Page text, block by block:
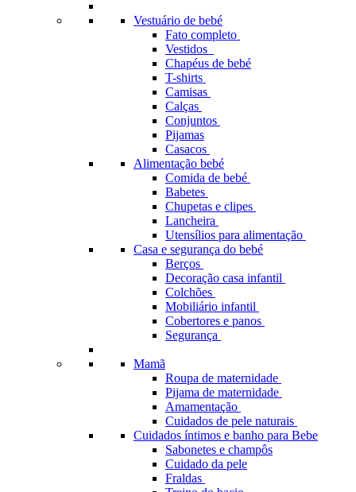
Vestuário de bebé
Fato completo
Vestidos
Chapéus de bebé
T-shirts
Camisas
Calças
Conjuntos
Pijamas
Casacos
Alimentação bebé
Comida de bebé
Babetes
Chupetas e clipes
Lancheira
Utensílios para alimentação
Casa e segurança do bebé
Berços
Decoração casa infantil
Colchões
Mobiliário infantil
Cobertores e panos
Segurança
Mamã
Roupa de maternidade
Pijama de maternidade
Amamentação
Cuidados de pele naturais
Cuidados íntimos e banho para Bebe
Sabonetes e champôs
Cuidado da pele
Fraldas